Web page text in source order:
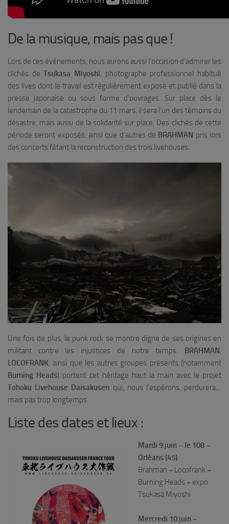
De la musique, mais pas que !
Lors de ces événements, nous aurons aussi l’occasion d’admirer les
clichés deTsukasa Miyoshi, photographe professionnel habitué
des lives dont le travail est régulièrement exposé et publié dans la
presse japonaise ou sous forme d’ouvrages. Sur place dès le
lendemain de la catastrophe du 11 mars, il sera l’un des témoins du
désastre, mais aussi de la solidarité sur place. Des clichés de cette
période seront exposés, ainsi que d’autres de BRAHMAN pris lors
des concerts fêtant la reconstruction des trois livehouses.
Une fois de plus, le punk rock se montre digne de ses origines en
militant contre les injustices de notre temps. BRAHMAN
LOCOFRANK , ainsi que les autres groupes présents (notamment
Burning Heads) portent cet héritage haut la main avec le projet
Tohoku Livehouse Daisakusen qui, nous l’espérons, perdurera…
mais pas trop longtemps.
Liste des dates et lieux :
Mardi 9 juin – le 108 –
Orléans (45)
Brahman + Locofrank +
Burning Heads + expo
Tsukasa Miyoshi
Mercredi 10 juin –